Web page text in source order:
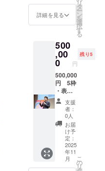
ンガン
(全てシ
姜等の
植物由
来) ＊フ
バーは
リター
ン発送
時にお
知らせ
いたし
ます。
＊オン
ライン
イベン
トの開
催時
タミン
D、ビタ
ミンE、
パント
テン
酸、葉
オチ
ン、ビ
タミン
K、モリ
ブデ
ン、リ
ン、
鉄、カ
リウ
ム、カ
ルシウ
ム、亜
ツ、チ
アシー
ド、抹
茶、
塩、昆
布 / ビタ
ミンA、
ビタミ
ンB1、
ビタミ
ンB2、
ビタミ
ンB6、
ビタミ
B12、
ビタミ
ンC、ビ
面の場
合、別
途交通
場合が
ござい
ますの
でご了
承くだ
さい。
【原材
料 フ
レー
バーに
関わら
ず使用
してい
る原材
料を示
しま
す】 カ
ケージ
・代表
中村に
よる1時
ンサル
（チョ
コレー
ト開
発、起
業、栄
養学な
どの
テー
マ） 名
称）
チョコ
レート
内容
量）
50g×10
枚＝約
レット
10枚入
り) ・代
講演
（医
療・栄
養・起
業につ
いて）
・企業
名や個
人のお
名前入
りの特
別パッ
ケージ
の制作
名称）
チョコ
レート
詳細を見る
リ
タ
ー
ン
を
選
択
す
る
500
,00
0 円
残り5
500,000
円 5枠
・表皮
水疱症
患者と
創った
特別
パッ
ケージ
セット
(andew
タブ
レット
支援
者：
0人
お届
け予
定：
2025
年11
月
こ
の
リ